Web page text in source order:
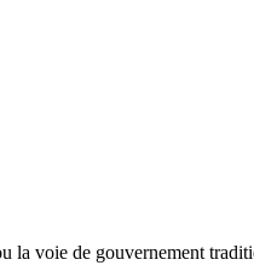
la voie de gouvernement